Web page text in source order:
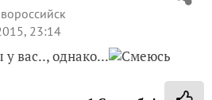
23:14
вас.., однако...